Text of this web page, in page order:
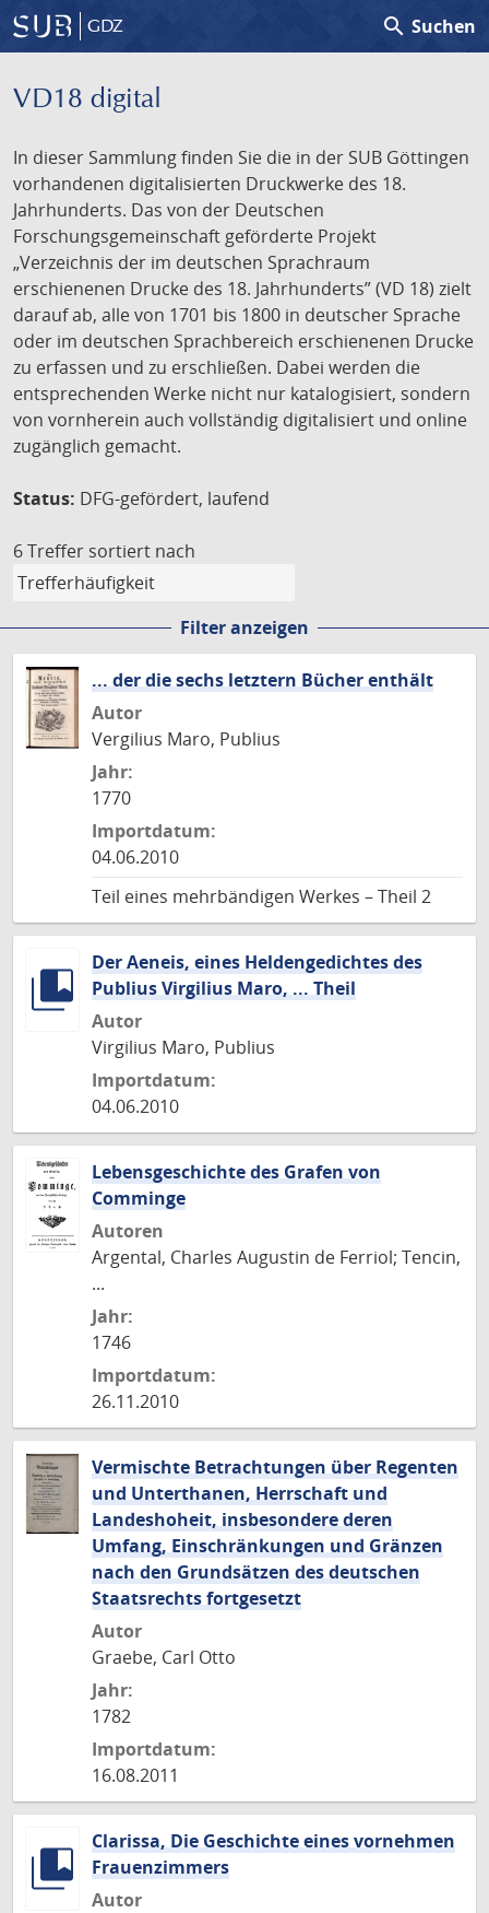
GDZ search Suchen
VD18 digital
In dieser Sammlung finden Sie die in der SUB Göttingen
vorhandenen digitalisierten Druckwerke des 18.
Jahrhunderts. Das von der Deutschen
Forschungsgemeinschaft geförderte Projekt
„Verzeichnis der im deutschen Sprachraum
erschienenen Drucke des 18. Jahrhunderts” (VD 18) zielt
darauf ab, alle von 1701 bis 1800 in deutscher Sprache
oder im deutschen Sprachbereich erschienenen Drucke
zu erfassen und zu erschließen. Dabei werden die
entsprechenden Werke nicht nur katalogisiert, sondern
von vornherein auch vollständig digitalisiert und online
zugänglich gemacht.
Status: DFG-gefördert, laufend
6 Treffer sortiert nach
Filter anzeigen
... der die sechs letztern Bücher enthält
Autor
Vergilius Maro, Publius
Jahr:
1770
Importdatum:
04.06.2010
Teil eines mehrbändigen Werkes – Theil 2
Der Aeneis, eines Heldengedichtes des
Publius Virgilius Maro, ... Theil
Autor
Virgilius Maro, Publius
Importdatum:
04.06.2010
Lebensgeschichte des Grafen von
Comminge
Autoren
Argental, Charles Augustin de Ferriol; Tencin,
...
Jahr:
1746
Importdatum:
26.11.2010
Vermischte Betrachtungen über Regenten
und Unterthanen, Herrschaft und
Landeshoheit, insbesondere deren
Umfang, Einschränkungen und Gränzen
nach den Grundsätzen des deutschen
Staatsrechts fortgesetzt
Autor
Graebe, Carl Otto
Jahr:
1782
Importdatum:
16.08.2011
Clarissa, Die Geschichte eines vornehmen
Frauenzimmers
Autor